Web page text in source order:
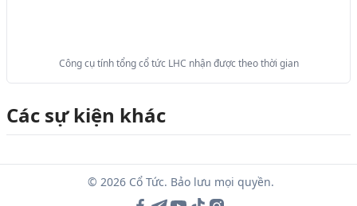
Công cụ tính tổng cổ tức LHC nhận được theo thời gian
Các sự kiện khác
© 2026 Cổ Tức. Bảo lưu mọi quyền.